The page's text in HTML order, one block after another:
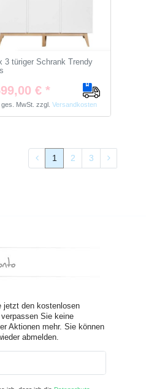
3 türiger Schrank Trendy
€ *
MwSt. zzgl.Versandkosten
1 2 3
jetzt den kostenlosen
Sie keine
Aktionen mehr. Sie können
abmelden.